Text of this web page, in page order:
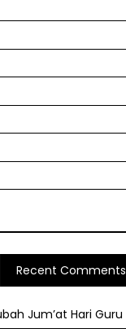
Recent Comments
Jum’at Hari Guru